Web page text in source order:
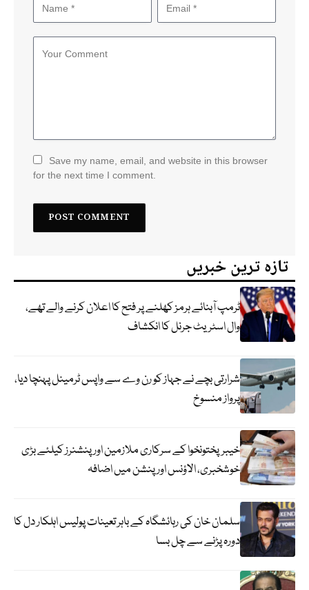
Save my name, email, and website in this browser
for the next time I comment.
تازہ ترین خبریں
ٹرمپ آبنائے ہرمز کھلنے پر فتح کا اعلان کرنے والے تھے،
وال اسٹریٹ جرنل کا انکشاف
شرارتی بچے نے جہاز کو رن وے سے واپس ٹرمینل پہنچا دیا،
پرواز منسوخ
خیبرپختونخوا کے سرکاری ملازمین اور پنشنرز کیلئے بڑی
خوشخبری، الاؤنس اور پنشن میں اضافہ
سلمان خان کی رہائشگاہ کے باہر تعینات پولیس اہلکار دل کا
دورہ پڑنے سے چل بسا